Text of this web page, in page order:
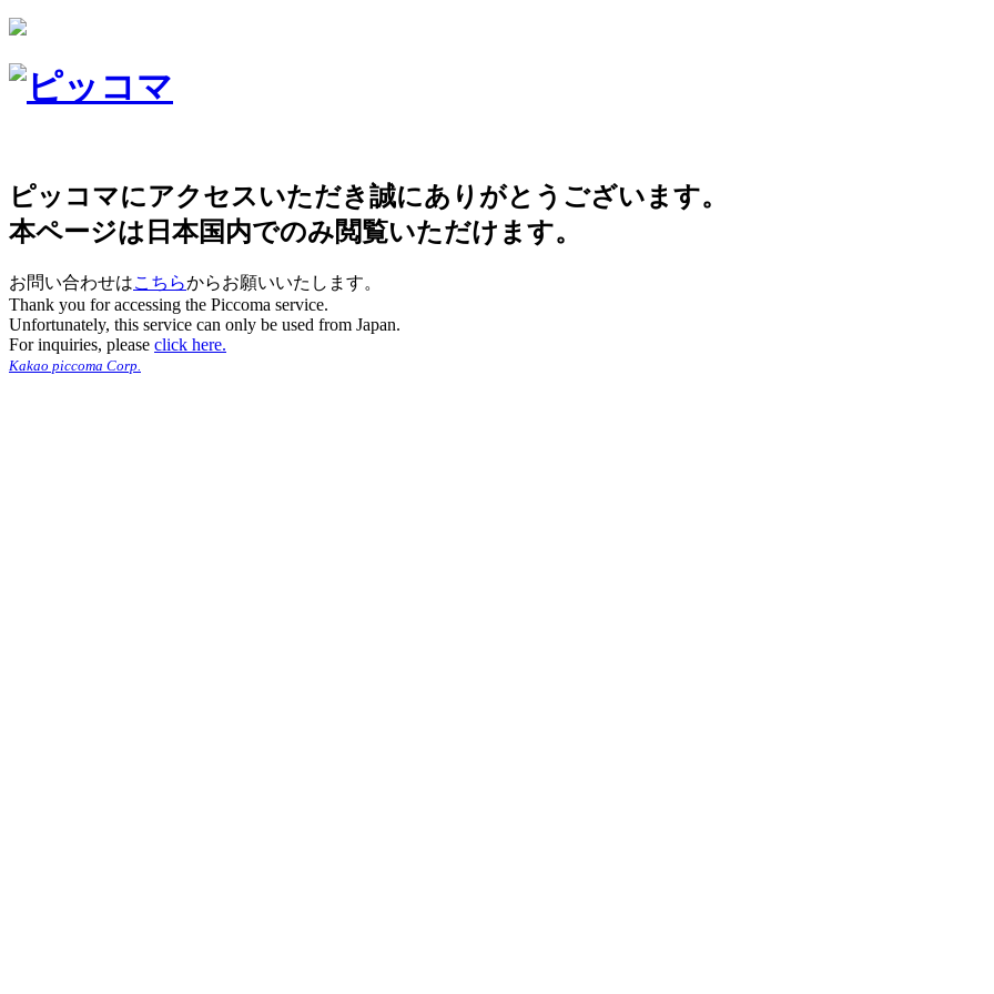
ピッコマにアクセスいただき誠にありがとうございます。
本ページは日本国内でのみ閲覧いただけます。
お問い合わせはこちらからお願いいたします。
Thank you for accessing the Piccoma service.
Unfortunately, this service can only be used from Japan.
For inquiries, please click here.
Kakao piccoma Corp.